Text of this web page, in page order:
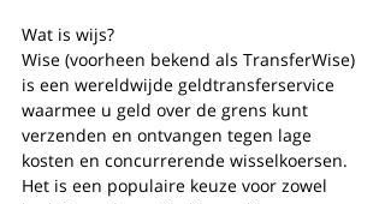
Wat is wijs?
Wise (voorheen bekend als TransferWise)
is een wereldwijde geldtransferservice
waarmee u geld over de grens kunt
verzenden en ontvangen tegen lage
kosten en concurrerende wisselkoersen.
Het is een populaire keuze voor zowel